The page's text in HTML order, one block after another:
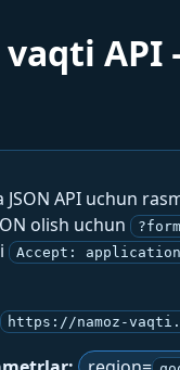
vaqti
JSON API uchun
olish uchun
Accept:
https://namoz-